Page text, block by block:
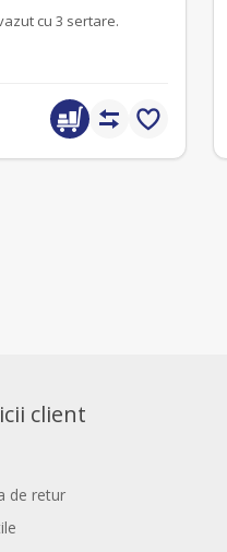
cu 3 sertare.
client
de retur